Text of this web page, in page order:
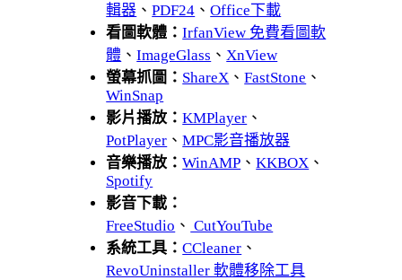
輯器 、PDF24 、Office下載
看圖軟體：IrfanView 免費看圖軟
體 、ImageGlass 、 XnView
螢幕抓圖： ShareX 、FastStone 、
WinSnap
影片播放：KMPlayer 、
PotPlayer 、MPC影音播放器
音樂播放：WinAMP 、KKBOX 、
Spotify
影音下載：
FreeStudio 、 CutYouTube
系統工具：CCleaner 、
RevoUninstaller 軟體移除工具